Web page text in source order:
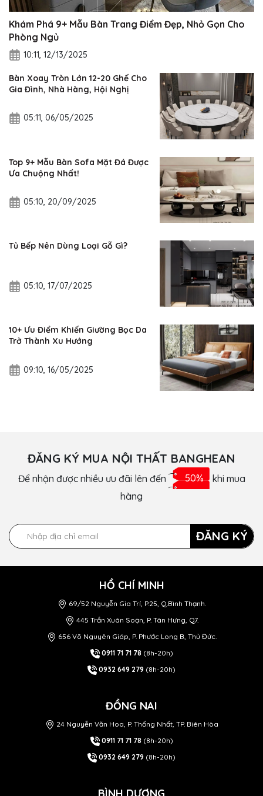
Khám Phá 9+ Mẫu Bàn Trang Điểm Đẹp, Nhỏ Gọn Cho
Phòng Ngủ
10:11, 12/13/2025
Bàn Xoay Tròn Lớn 12-20 Ghế Cho
Gia Đình, Nhà Hàng, Hội Nghị
05:11, 06/05/2025
Top 9+ Mẫu Bàn Sofa Mặt Đá Được
Ưa Chuộng Nhất!
05:10, 20/09/2025
Tủ Bếp Nên Dùng Loại Gỗ Gì?
05:10, 17/07/2025
10+ Ưu Điểm Khiến Giường Bọc Da
Trở Thành Xu Hướng
09:10, 16/05/2025
ĐĂNG KÝ MUA NỘI THẤT BANGHEAN
Để nhận được nhiều ưu đãi lên đến 50% khi mua
hàng
ĐĂNG KÝ
HỒ CHÍ MINH
69/52 Nguyễn Gia Trí, P.25, Q.Bình Thạnh.
445 Trần Xuân Soạn, P. Tân Hưng, Q7.
656 Võ Nguyên Giáp, P. Phước Long B, Thủ Đức.
0911 71 71 78 (8h-20h)
0932 649 279 (8h-20h)
ĐỒNG NAI
24 Nguyễn Văn Hoa, P. Thống Nhất, TP. Biên Hòa
0911 71 71 78 (8h-20h)
0932 649 279 (8h-20h)